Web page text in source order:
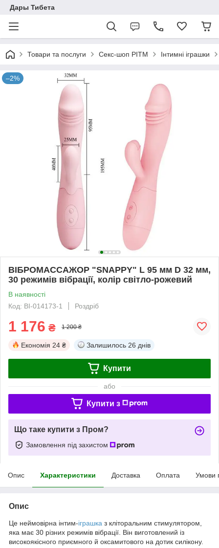
Дары Тибета
Товари та послуги Секс-шоп РІТМ Інтимні іграшки
–2%
ВІБРОМАССАЖОР "SNAPPY" L 95 мм D 32 мм,
30 режимів вібрації, колір світло-рожевий
В наявності
Код: BI-014173-1
Роздріб
1 176 ₴ 1 200 ₴
Економія 24 ₴ Залишилось 26 днів
Купити
або
Купити з
Що таке купити з Пром?
Замовлення під захистом
Опис Характеристики Доставка Оплата Умови
Опис
Це неймовірна інтим-іграшка з кліторальним стимулятором,
яка має 30 різних режимів вібрації. Він виготовлений із
високоякісного приємного й оксамитового на дотик силікону.